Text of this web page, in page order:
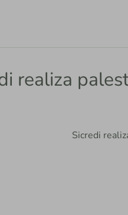
realiza
Sicredi